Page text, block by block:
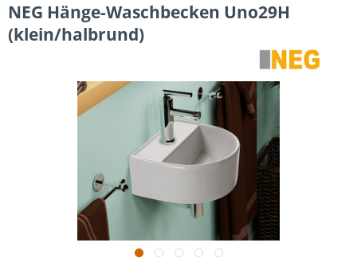
NEG Hänge-Waschbecken Uno29H
(klein/halbrund)